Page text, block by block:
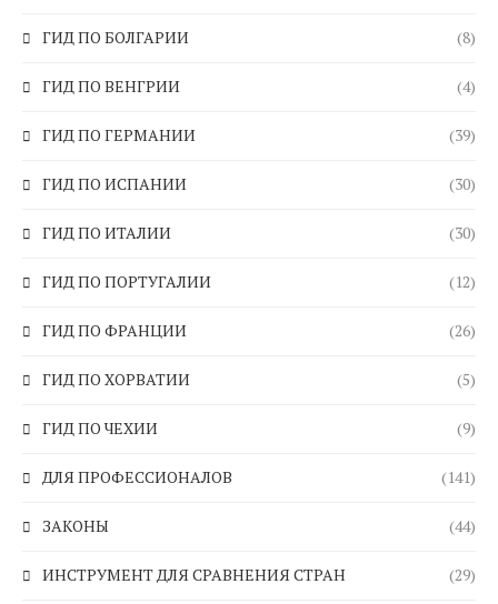
ГИД ПО БОЛГАРИИ (8)
ГИД ПО ВЕНГРИИ (4)
ГИД ПО ГЕРМАНИИ (39)
ГИД ПО ИСПАНИИ (30)
ГИД ПО ИТАЛИИ (30)
ГИД ПО ПОРТУГАЛИИ (12)
ГИД ПО ФРАНЦИИ (26)
ГИД ПО ХОРВАТИИ (5)
ГИД ПО ЧЕХИИ (9)
ДЛЯ ПРОФЕССИОНАЛОВ (141)
ЗАКОНЫ (44)
ИНСТРУМЕНТ ДЛЯ СРАВНЕНИЯ СТРАН (29)